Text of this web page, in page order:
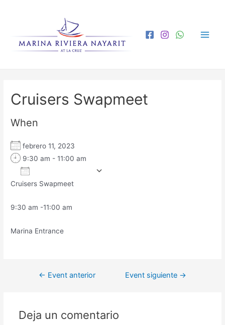
Cruisers Swapmeet
When
febrero 11, 2023
9:30 am - 11:00 am
Download ICS
Cruisers Swapmeet
9:30 am -11:00 am
Marina Entrance
← Event anterior Event siguiente →
Deja un comentario